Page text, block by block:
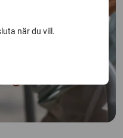
när du vill.